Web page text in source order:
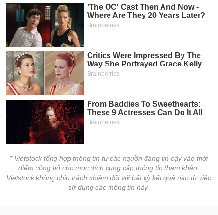
* Vietstock tổng hợp thông tin từ các nguồn đáng tin cậy vào thời
điểm công bố cho mục đích cung cấp thông tin tham khảo.
Vietstock không chịu trách nhiệm đối với bất kỳ kết quả nào từ việc
sử dụng các thông tin này.